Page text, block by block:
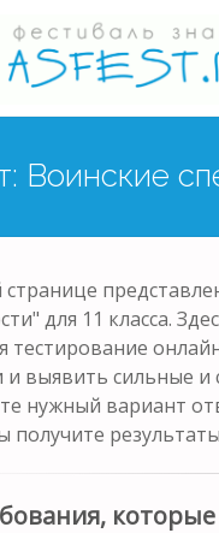
Воинские
странице
для 11 класса.
тестирование
и выявить сильные
нужный вариант
получите